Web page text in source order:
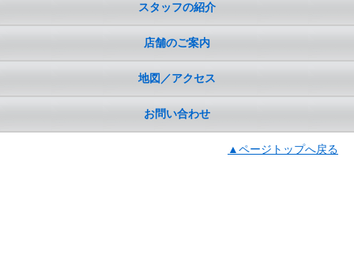
スタッフの紹介
店舗のご案内
地図／アクセス
お問い合わせ
▲ページトップへ戻る